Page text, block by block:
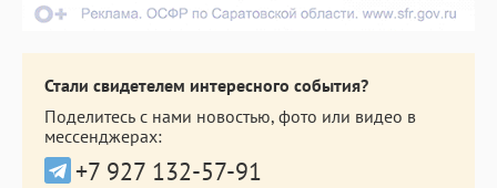
Стали свидетелем интересного события?
Поделитесь с нами новостью, фото или видео в
мессенджерах:
+7 927 132-57-91